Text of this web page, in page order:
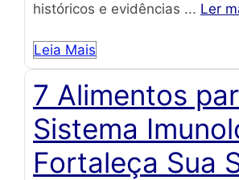
históricos e evidências ... Ler
Leia Mais
7 Alimentos
Sistema
Fortaleça Sua